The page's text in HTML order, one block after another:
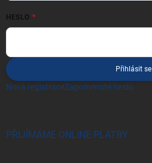
HESLO
Přihlásit se
Nová registraceZapomenuté heslo
PŘIJÍMÁME ONLINE PLATBY